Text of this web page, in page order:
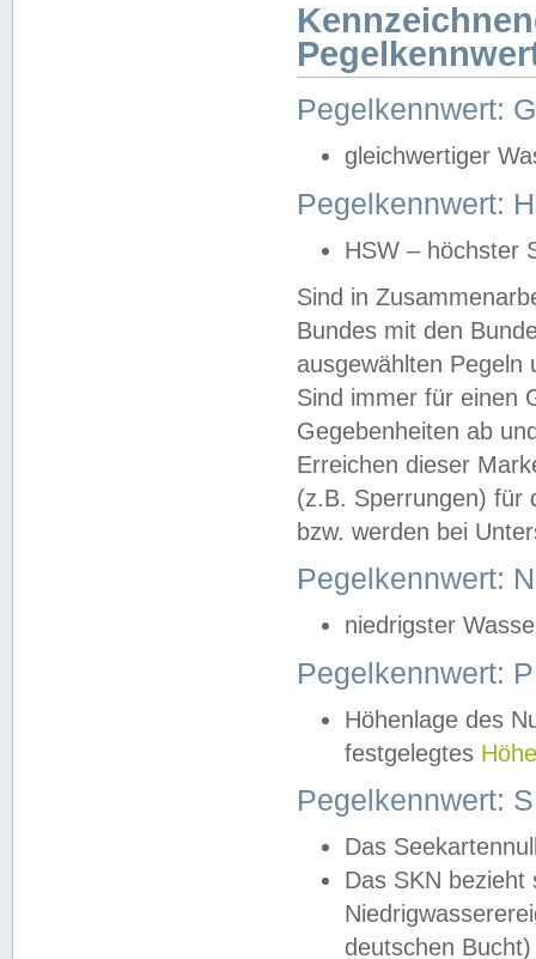
Pegelkennwert:
gleichwertiger
Pegelkennwert:
HSW – höchster
Sind in
Bundes mit den
ausgewählten
Sind immer für einen
Gegebenheiten ab
Erreichen dieser
(z.B. Sperrungen) für
bzw. werden bei
Pegelkennwert:
niedrigster
Pegelkennwert:
Höhenlage des
festgelegtes
Pegelkennwert:
Das
Das SKN
deutschen